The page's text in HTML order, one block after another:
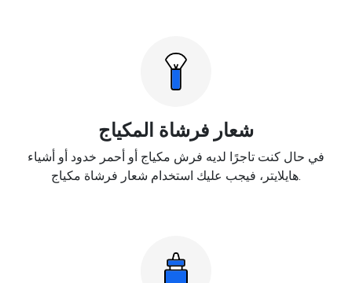
شعار فرشاة المكياج
في حال كنت تاجرًا لديه فرش مكياج أو أحمر خدود أو أشياء
هايلايتر، فيجب عليك استخدام شعار فرشاة مكياج.